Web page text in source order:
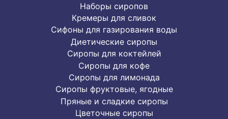
Наборы сиропов
Кремеры для сливок
Сифоны для газирования воды
Диетические сиропы
Сиропы для коктейлей
Сиропы для кофе
Сиропы для лимонада
Cиропы фруктовые, ягодные
Пряные и сладкие сиропы
Цветочные сиропы